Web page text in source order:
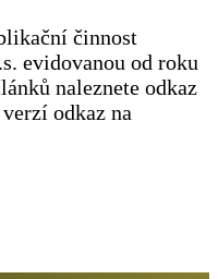
činnost
evidovanou od roku
naleznete odkaz
odkaz na